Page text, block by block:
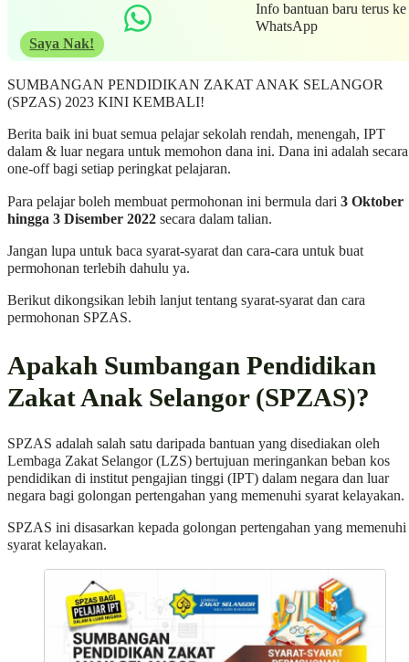
Info bantuan baru terus ke
WhatsApp
Saya Nak!
SUMBANGAN PENDIDIKAN ZAKAT ANAK SELANGOR
(SPZAS) 2023 KINI KEMBALI!
Berita baik ini buat semua pelajar sekolah rendah, menengah, IPT
dalam & luar negara untuk memohon dana ini. Dana ini adalah secara
one-off bagi setiap peringkat pelajaran.
Para pelajar boleh membuat permohonan ini bermula dari 3 Oktober
hingga 3 Disember 2022 secara dalam talian.
Jangan lupa untuk baca syarat-syarat dan cara-cara untuk buat
permohonan terlebih dahulu ya.
Berikut dikongsikan lebih lanjut tentang syarat-syarat dan cara
permohonan SPZAS.
Apakah Sumbangan Pendidikan
Zakat Anak Selangor (SPZAS)?
SPZAS adalah salah satu daripada bantuan yang disediakan oleh
Lembaga Zakat Selangor (LZS) bertujuan meringankan beban kos
pendidikan di institut pengajian tinggi (IPT) dalam negara dan luar
negara bagi golongan pertengahan yang memenuhi syarat kelayakan.
SPZAS ini disasarkan kepada golongan pertengahan yang memenuhi
syarat kelayakan.